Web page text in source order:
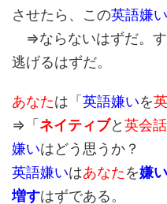
させたら、この英語嫌い
⇒ならないはずだ。す
逃げるはずだ。
あなたは「 英語嫌いを
⇒「 ネイティブと英会話
嫌いはどう思うか？
英語嫌いはあなたを嫌い
増すはずである。